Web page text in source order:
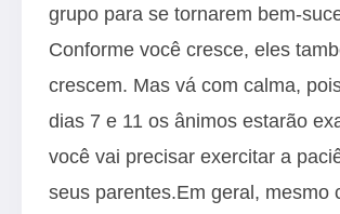
grupo para se tornarem bem-
Conforme você cresce, eles
crescem. Mas vá com calma,
dias 7 e 11 os ânimos estarão
você vai precisar exercitar a
seus parentes.Em geral, mesmo